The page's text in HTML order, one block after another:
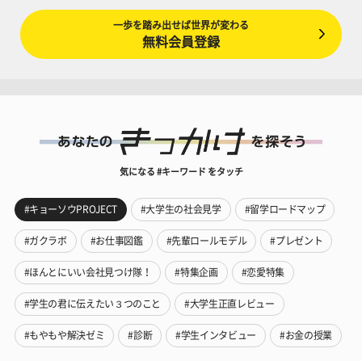
一歩を踏み出せば世界が変わる
無料会員登録
気になる #キーワード をタッチ
#キョーソウPROJECT #大学生の社会見学 #留学ロードマップ
#ガクラボ #お仕事図鑑 #先輩ロールモデル #プレゼント
#ほんとにいい会社見つけ隊！ #特集企画 #恋愛特集
#学生の君に伝えたい３つのこと #大学生正直レビュー
#もやもや解決ゼミ #診断 #学生インタビュー #お金の授業